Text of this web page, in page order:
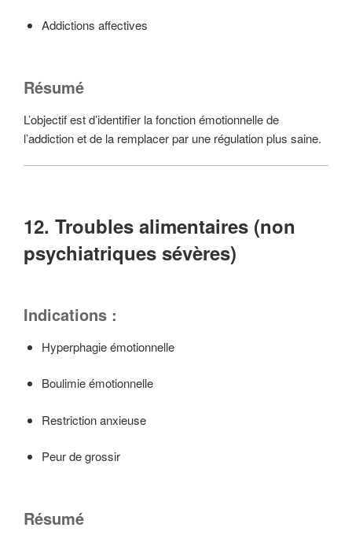
Addictions affectives
Résumé
L’objectif est d’identifier la fonction émotionnelle de
l’addiction et de la remplacer par une régulation plus saine.
12. Troubles alimentaires (non
psychiatriques sévères)
Indications :
Hyperphagie émotionnelle
Boulimie émotionnelle
Restriction anxieuse
Peur de grossir
Résumé